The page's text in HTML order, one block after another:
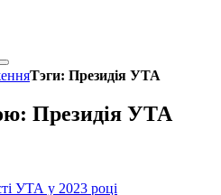
Тэги: Президія УТА
Президія УТА